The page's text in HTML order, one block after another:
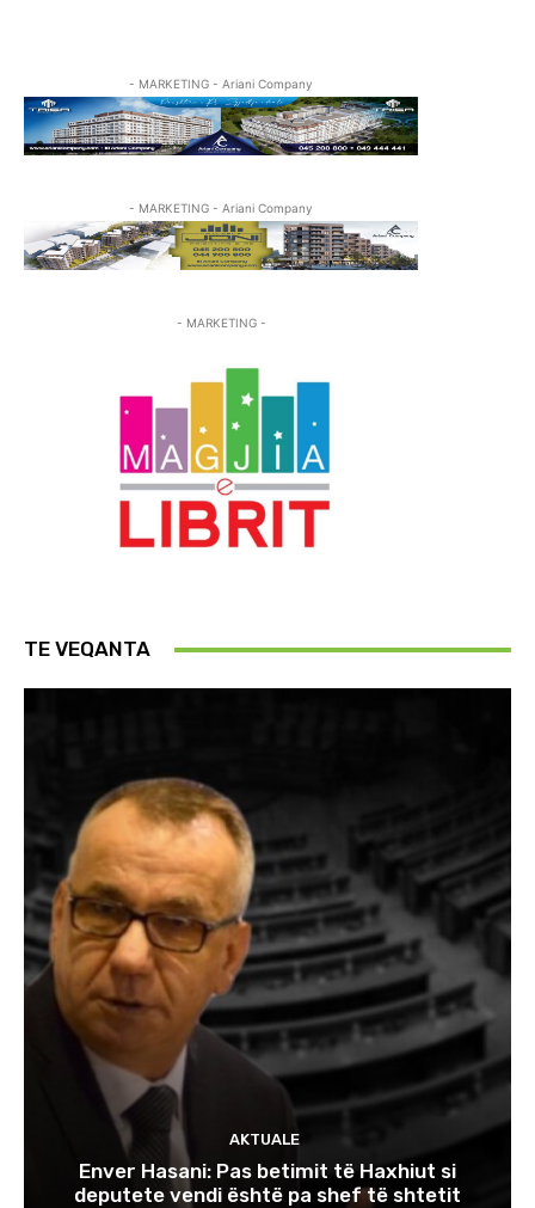
- MARKETING - Ariani Company
- MARKETING - Ariani Company
- MARKETING -
TE VEQANTA
AKTUALE
Enver Hasani: Pas betimit të Haxhiut si
deputete vendi është pa shef të shtetit